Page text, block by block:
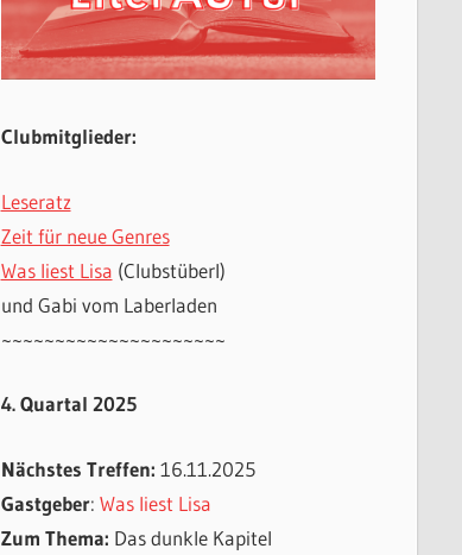
Clubmitglieder:
Leseratz
Zeit für neue Genres
Was liest Lisa (Clubstüberl)
und Gabi vom Laberladen
~~~~~~~~~~~~~~~~~~~~~
4. Quartal 2025
Nächstes Treffen: 16.11.2025
Gastgeber: Was liest Lisa
Zum Thema: Das dunkle Kapitel